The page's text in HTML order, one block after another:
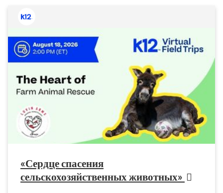
«Сердце спасения
сельскохозяйственных животных»